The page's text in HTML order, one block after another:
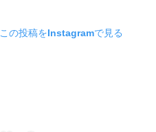
この投稿をInstagramで見る